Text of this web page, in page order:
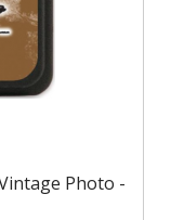
Photo -